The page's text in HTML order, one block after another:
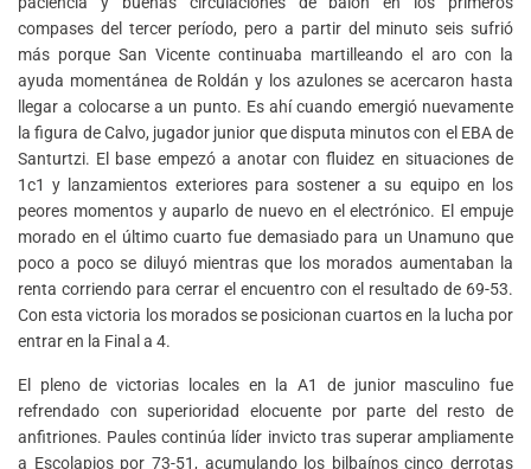
compases del tercer período, pero a partir del minuto seis sufrió
más porque San Vicente continuaba martilleando el aro con la
ayuda momentánea de Roldán y los azulones se acercaron hasta
llegar a colocarse a un punto. Es ahí cuando emergió nuevamente
la figura de Calvo, jugador junior que disputa minutos con el EBA de
Santurtzi. El base empezó a anotar con fluidez en situaciones de
1c1 y lanzamientos exteriores para sostener a su equipo en los
peores momentos y auparlo de nuevo en el electrónico. El empuje
morado en el último cuarto fue demasiado para un Unamuno que
poco a poco se diluyó mientras que los morados aumentaban la
renta corriendo para cerrar el encuentro con el resultado de 69-53.
Con esta victoria los morados se posicionan cuartos en la lucha por
entrar en la Final a 4.
El pleno de victorias locales en la A1 de junior masculino fue
refrendado con superioridad elocuente por parte del resto de
anfitriones. Paules continúa líder invicto tras superar ampliamente
a Escolapios por 73-51, acumulando los bilbaínos cinco derrotas